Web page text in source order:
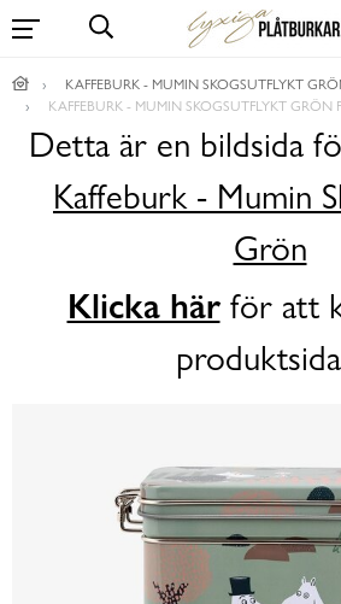
KAFFEBURK - MUMIN SKOGSUTFLYKT
KAFFEBURK - MUMIN SKOGSUTFLYKT
Detta är en bildsida
Kaffeburk - Mumin
Grön
Klicka härför att